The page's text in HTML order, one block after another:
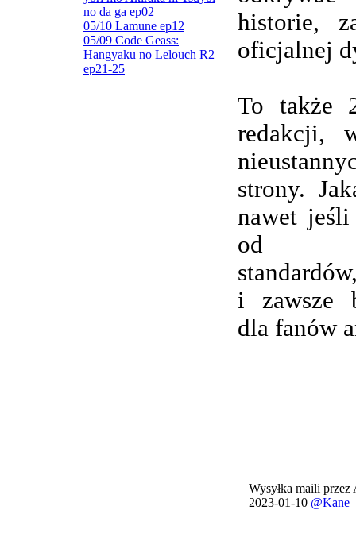
no da ga ep02
05/10 Lamune ep12
05/09 Code Geass:
Hangyaku no Lelouch R2
ep21-25
historie,
oficjalnej
To także
redakcji,
strony.
nawet
od
i zawsze
dla fanów
Wysyłka maili
2023-01-10 @Kane